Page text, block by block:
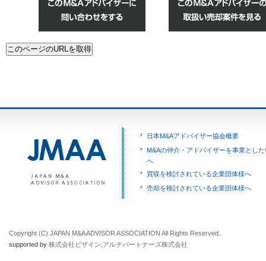
日本M&Aアドバイザー協会概要
M&Aの仲介・アドバイザーを事業とし
へ
買収を検討されている企業団体様へ
売却を検討されている企業団体様へ
Copyright (C) JAPAN M&A ADVISOR ASSOCIATION All Rights Reserved.
supported by 株式会社ビザイン アルテパートナーズ株式会社